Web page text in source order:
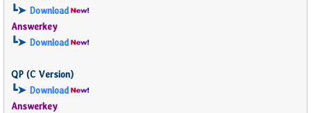
┗➤ Download
Answerkey
┗➤ Download
QP (C Version)
┗➤ Download
Answerkey